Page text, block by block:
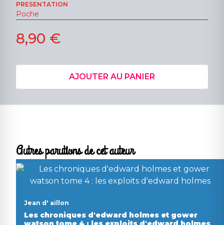
PRESENTATION
Poche
8,90 €
AJOUTER AU PANIER
Autres parutions de cet auteur
Jean d' aillon
Les chroniques d'edward holmes et gower